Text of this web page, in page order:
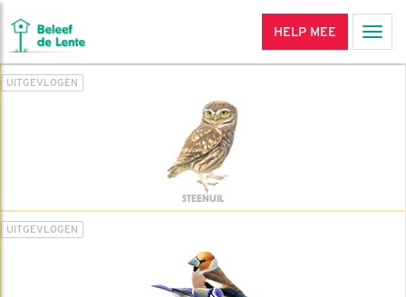
HELP MEE
UITGEVLOGEN
STEENUIL
UITGEVLOGEN